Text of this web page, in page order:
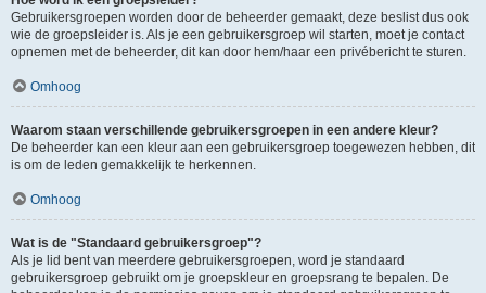
Gebruikersgroepen worden door de beheerder gemaakt, deze beslist dus ook
wie de groepsleider is. Als je een gebruikersgroep wil starten, moet je contact
opnemen met de beheerder, dit kan door hem/haar een privébericht te sturen.
Omhoog
Waarom staan verschillende gebruikersgroepen in een andere kleur?
De beheerder kan een kleur aan een gebruikersgroep toegewezen hebben, dit
is om de leden gemakkelijk te herkennen.
Omhoog
Wat is de "Standaard gebruikersgroep"?
Als je lid bent van meerdere gebruikersgroepen, word je standaard
gebruikersgroep gebruikt om je groepskleur en groepsrang te bepalen. De